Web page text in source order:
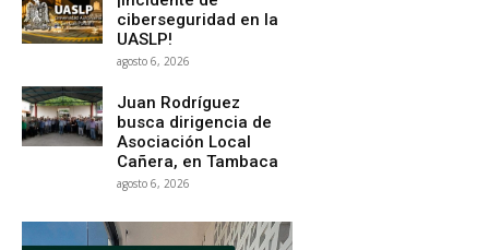
ciberseguridad en la
UASLP!
agosto 6, 2026
Juan Rodríguez
busca dirigencia de
Asociación Local
Cañera, en Tambaca
agosto 6, 2026